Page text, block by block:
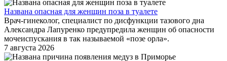
Названа опасная для женщин поза в туалете
Врач-гинеколог, специалист по дисфункции тазового дна
Александра Лапуренко предупредила женщин об опасности
мочеиспускания в так называемой «позе орла».
7 августа 2026